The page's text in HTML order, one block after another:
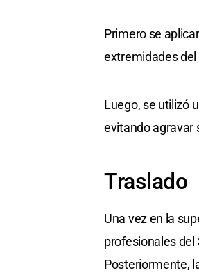
Primero se
extremidades del
Luego, se utilizó
evitando agravar
Traslado
Una vez en la
profesionales del
Posteriormente,